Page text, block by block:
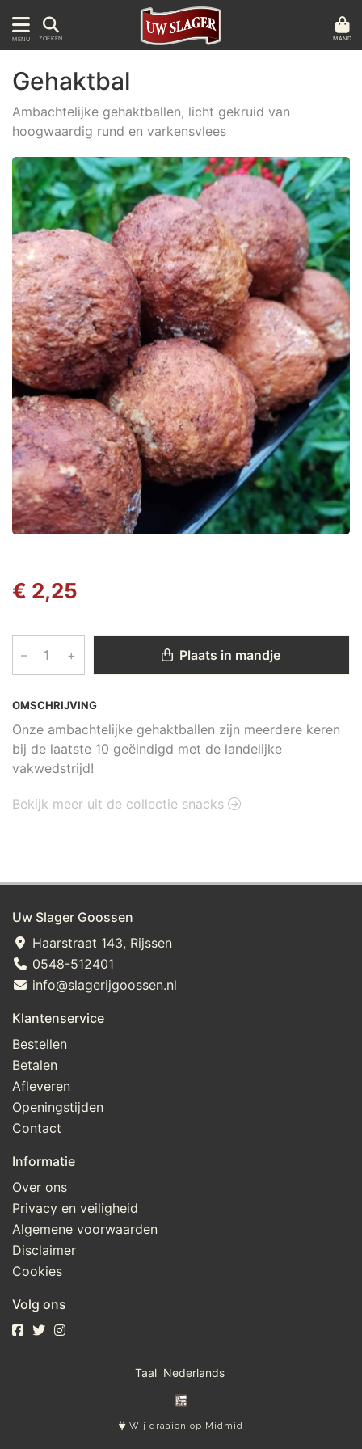
MENU ZOEKEN MAND
OMSCHRIJVING
Onze ambachtelijke gehaktballen zijn meerdere keren
bij de laatste 10 geëindigd met de landelijke
vakwedstrijd!
Gehaktbal
Ambachtelijke gehaktballen, licht gekruid van
hoogwaardig rund en varkensvlees
€ 2,25
– + Plaats in mandje
Bekijk meer uit de collectie snacks
Uw Slager Goossen
Haarstraat 143, Rijssen
0548-512401
info@slagerijgoossen.nl
Klantenservice
Bestellen
Betalen
Afleveren
Openingstijden
Contact
Informatie
Over ons
Privacy en veiligheid
Algemene voorwaarden
Disclaimer
Cookies
Volg ons
Taal
Wij draaien op Midmid